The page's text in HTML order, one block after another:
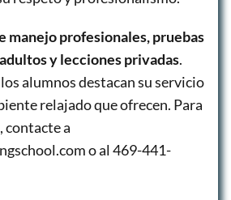
manejo profesionales, pruebas
y lecciones privadas.
alumnos destacan su servicio
relajado que ofrecen. Para
contacte a
o al 469-441-